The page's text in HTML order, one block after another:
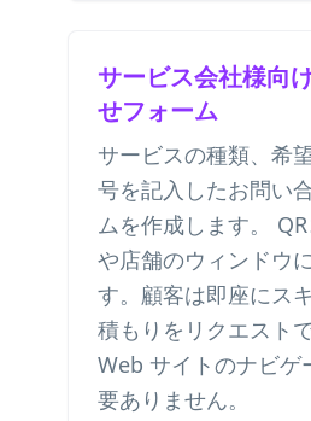
サービス会社様向
せフォーム
サービスの種類、希
号を記入したお問い
ムを作成します。
や店舗のウィンドウ
す。顧客は即座にス
積もりをリクエスト
Web サイトのナビゲ
要ありません。